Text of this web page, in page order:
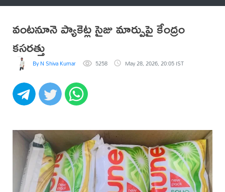
వంటనూనె ప్యాకెట్ల సైజు మార్పుపై కేంద్రం
కసరత్తు
By N Shiva Kumar 5258 May 28, 2026, 20:05 IST